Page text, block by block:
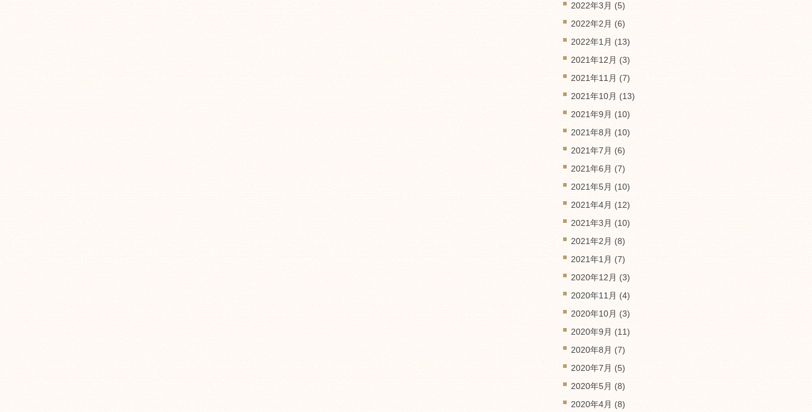
2022年3月 (5)
2022年2月 (6)
2022年1月 (13)
2021年12月 (3)
2021年11月 (7)
2021年10月 (13)
2021年9月 (10)
2021年8月 (10)
2021年7月 (6)
2021年6月 (7)
2021年5月 (10)
2021年4月 (12)
2021年3月 (10)
2021年2月 (8)
2021年1月 (7)
2020年12月 (3)
2020年11月 (4)
2020年10月 (3)
2020年9月 (11)
2020年8月 (7)
2020年7月 (5)
2020年5月 (8)
2020年4月 (8)